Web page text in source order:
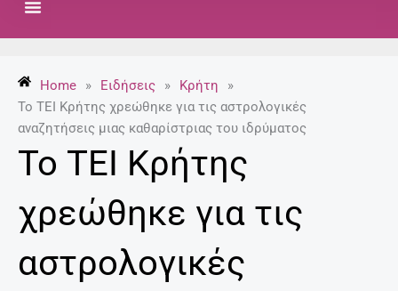
-
f
p
Home » Ειδήσεις » Κρήτη
»
Το ΤΕΙ Κρήτης χρεώθηκε για τις αστρολογικές
αναζητήσεις μιας καθαρίστριας του ιδρύματος
Το ΤΕΙ Κρήτης
χρεώθηκε για τις
αστρολογικές